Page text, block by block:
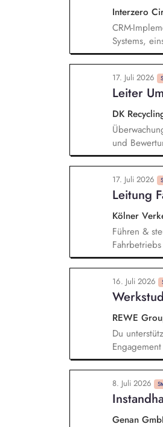
fachlich
Interzero
CRM-
Systems,
Commercial
Pflege von
Unterlagen
die
so zur
Website
17. Juli 2026
Leiter
DK
und
Abfall- und
Lenkung
17. Juli 2026
Leitung
Kölner
Führen &
Befähigung
gezielt
Fahrdienste
Fahrbetrieb
der
16. Juli 2026
REWE
Du
aktiv bei
Analysen,
Aufgaben im
8. Juli 2026
Genan